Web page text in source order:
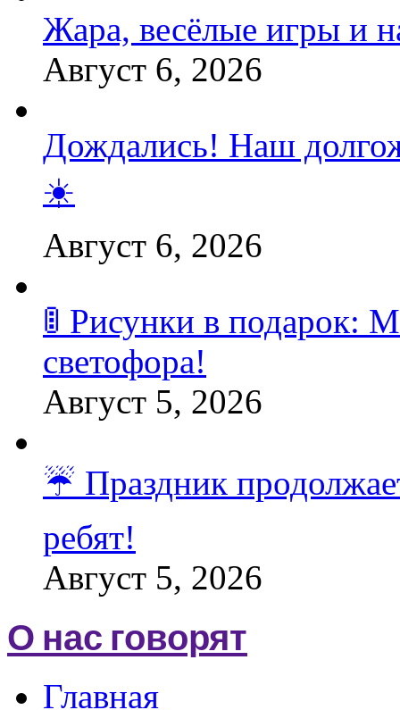
Жара, весёлые игры и
Август 6, 2026
Дождались! Наш
☀️
Август 6, 2026
🚦 Рисунки в подарок:
светофора!
Август 5, 2026
☔️ Праздник
ребят!
Август 5, 2026
О нас говорят
Главная